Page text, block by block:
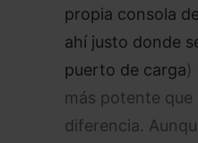
propia consola
ahí justo donde
puerto de carga)
más potente
diferencia.